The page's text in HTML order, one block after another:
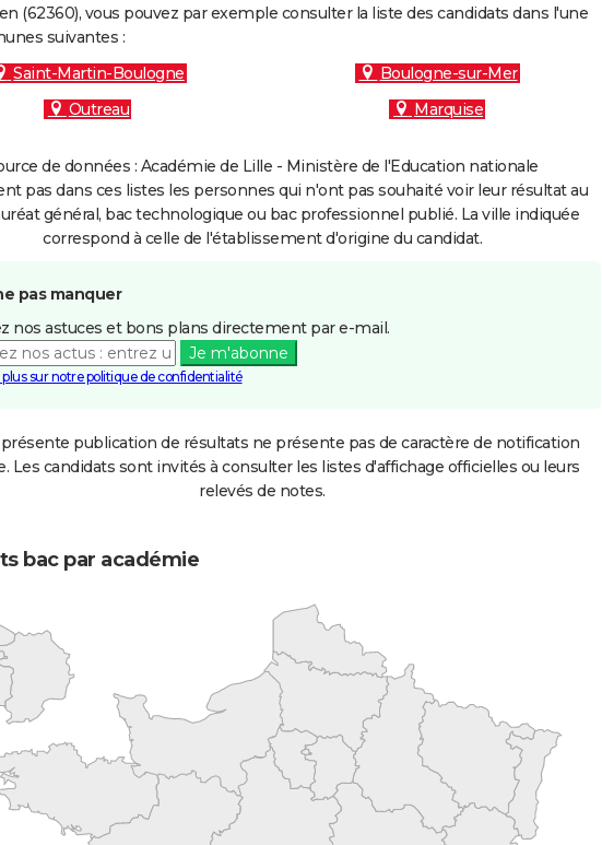
(62360), vous pouvez par exemple consulter la liste des candidats dans l'une
suivantes :
Saint-Martin-Boulogne
Boulogne-sur-Mer
Outreau
Marquise
de données : Académie de Lille - Ministère de l'Education nationale
pas dans ces listes les personnes qui n'ont pas souhaité voir leur résultat au
général, bac technologique ou bac professionnel publié. La ville indiquée
correspond à celle de l'établissement d'origine du candidat.
pas manquer
nos astuces et bons plans directement par e-mail.
Je m'abonne
plus sur notre politique de confidentialité
présente publication de résultats ne présente pas de caractère de notification
Les candidats sont invités à consulter les listes d'affichage officielles ou leurs
relevés de notes.
bac par académie